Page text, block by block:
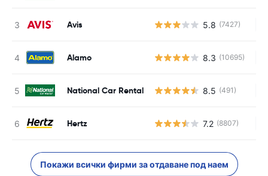
Avis 5.8 (7427)
Alamo 8.3 (10695)
National Car Rental 8.5 (491)
Hertz 7.2 (8807)
Покажи всички фирми за отдаване под наем